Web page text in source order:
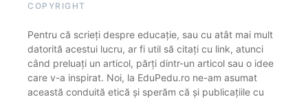
COPYRIGHT
Pentru că scrieți despre educație, sau cu atât mai mult
datorită acestui lucru, ar fi util să citați cu link, atunci
când preluați un articol, părți dintr-un articol sau o idee
care v-a inspirat. Noi, la EduPedu.ro ne-am asumat
această conduită etică și sperăm că și publicațiile cu